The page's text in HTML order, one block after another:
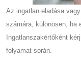
Az ingatlan eladása
számára, különösen, ha
Ingatlanszakértőként
folyamat során.